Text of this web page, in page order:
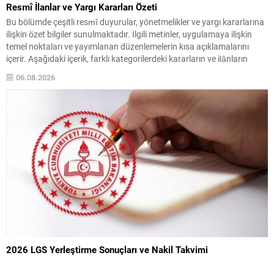
Resmî İlanlar ve Yargı Kararları Özeti
Bu bölümde çeşitli resmî duyurular, yönetmelikler ve yargı kararlarına
ilişkin özet bilgiler sunulmaktadır. İlgili metinler, uygulamaya ilişkin
temel noktaları ve yayımlanan düzenlemelerin kısa açıklamalarını
içerir. Aşağıdaki içerik, farklı kategorilerdeki kararların ve ilânların
kolay okunur biçimde düzenlenmiş hâlidir. Önemli başlıklar kalın ve altı
çizili şekilde vurgulanmıştır; böylece dikkat çeken maddeler çabuk...
06.08.2026
2026 LGS Yerleştirme Sonuçları ve Nakil Takvimi